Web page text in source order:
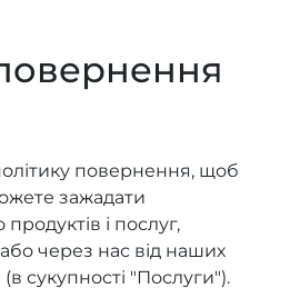
повернення, щоб
зажадати
і послуг,
через нас від наших
(в сукупності "Послуги").